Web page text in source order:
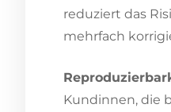
reduziert das
mehrfach
Kundinnen, die